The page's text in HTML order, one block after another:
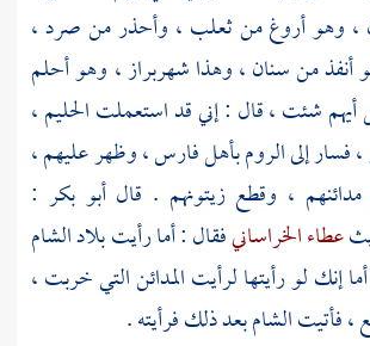
، وهو أروغ من ثعلب ، وأحذر من صرد ،
أنفذ من سنان ، وهذاشهربراز ، وهو أحلم
شئت ، قال : إني قد استعملت الحليم ،
فسار إلىالرومبأهلفارس ،وظهر عليهم ،
، وقطع زيتونهم . قالأبو بكر :
عطاء الخراسانيفقال : أما رأيت بلادالشام
إنك لو رأيتها لرأيت المدائن التي خربت ،
، فأتيتالشامبعد ذلك فرأيته .